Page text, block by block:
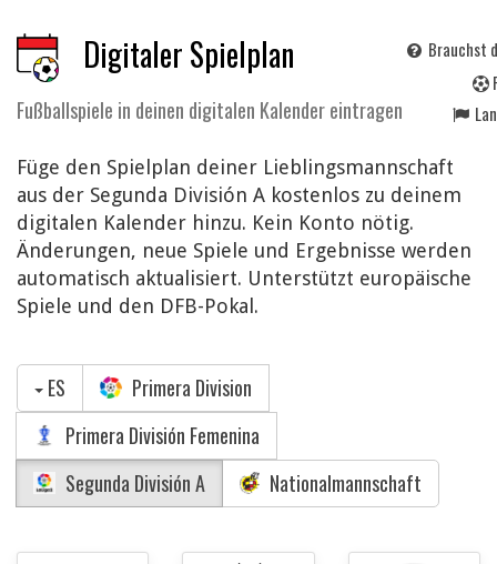
Digitaler Spielplan
Fußballspiele in deinen digitalen Kalender eintragen
Brauchst
Füge den Spielplan deiner Lieblingsmannschaft
aus der Segunda División A kostenlos zu deinem
digitalen Kalender hinzu. Kein Konto nötig.
Änderungen, neue Spiele und Ergebnisse werden
automatisch aktualisiert. Unterstützt europäische
Spiele und den DFB-Pokal.
ES
Primera Division
Primera División Femenina
Segunda División A
Nationalmannschaft